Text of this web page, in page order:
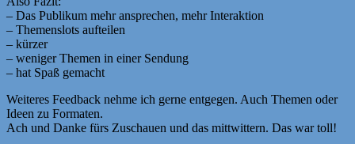
– Das Publikum mehr ansprechen, mehr Interaktion
– Themenslots aufteilen
– kürzer
– weniger Themen in einer Sendung
– hat Spaß gemacht
Weiteres Feedback nehme ich gerne entgegen. Auch Themen oder
Ideen zu Formaten.
Ach und Danke fürs Zuschauen und das mittwittern. Das war toll!